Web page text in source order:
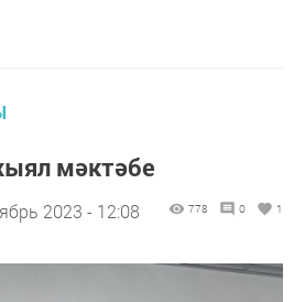
мәктәбе
2023 - 12:08 778 0 1